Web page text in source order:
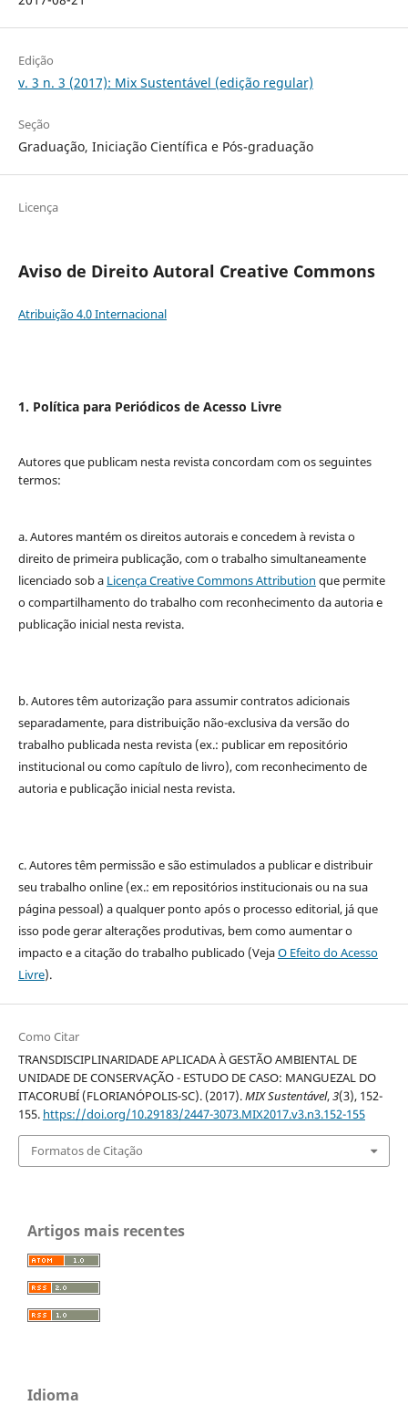
Edição
v. 3 n. 3 (2017): Mix Sustentável (edição regular)
Seção
Graduação, Iniciação Científica e Pós-graduação
Licença
Aviso de Direito Autoral Creative Commons
Atribuição 4.0 Internacional
1. Política para Periódicos de Acesso Livre
Autores que publicam nesta revista concordam com os seguintes
termos:
a. Autores mantém os direitos autorais e concedem à revista o
direito de primeira publicação, com o trabalho simultaneamente
licenciado sob a Licença Creative Commons Attribution que permite
o compartilhamento do trabalho com reconhecimento da autoria e
publicação inicial nesta revista.
b. Autores têm autorização para assumir contratos adicionais
separadamente, para distribuição não-exclusiva da versão do
trabalho publicada nesta revista (ex.: publicar em repositório
institucional ou como capítulo de livro), com reconhecimento de
autoria e publicação inicial nesta revista.
c. Autores têm permissão e são estimulados a publicar e distribuir
seu trabalho online (ex.: em repositórios institucionais ou na sua
página pessoal) a qualquer ponto após o processo editorial, já que
isso pode gerar alterações produtivas, bem como aumentar o
impacto e a citação do trabalho publicado (VejaO Efeito do Acesso
Livre).
Como Citar
TRANSDISCIPLINARIDADE APLICADA À GESTÃO AMBIENTAL DE
UNIDADE DE CONSERVAÇÃO - ESTUDO DE CASO: MANGUEZAL DO
ITACORUBÍ (FLORIANÓPOLIS-SC). (2017).MIX Sustentável,3(3), 152-
155. https://doi.org/10.29183/2447-3073.MIX2017.v3.n3.152-155
Formatos de Citação
Artigos mais recentes
Idioma